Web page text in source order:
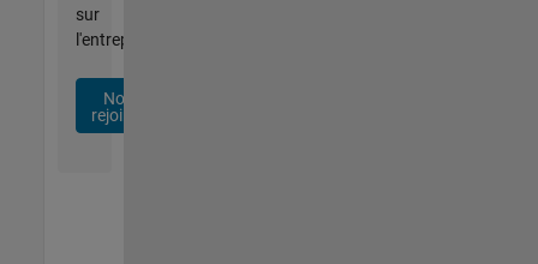
sur
l'entreprise.
Nous
rejoindre